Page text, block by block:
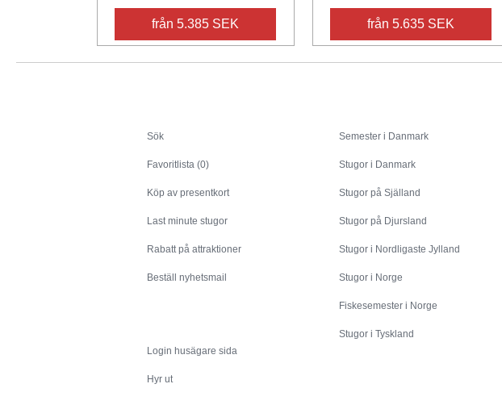
från 5.385 SEK från 5.635 SEK
Sök
Favoritlista (0)
Köp av presentkort
Last minute stugor
Rabatt på attraktioner
Beställ nyhetsmail
Login husägare sida
Hyr ut
Semester i Danmark
Stugor i Danmark
Stugor på Själland
Stugor på Djursland
Stugor i Nordligaste Jylland
Stugor i Norge
Fiskesemester i Norge
Stugor i Tyskland